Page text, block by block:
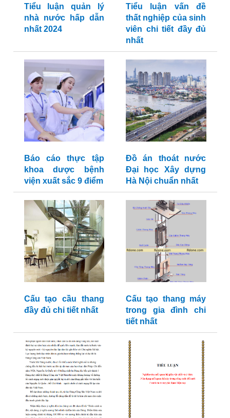
Tiểu luận quản lý
nhà nước hấp dẫn
nhất 2024
Tiểu luận vấn đề
thất nghiệp của sinh
viên chi tiết đầy đủ
nhất
Báo cáo thực tập
khoa dược bệnh
viện xuất sắc 9 điểm
Đồ án thoát nước
Đại học Xây dựng
Hà Nội chuẩn nhất
Cấu tạo cầu thang
đầy đủ chi tiết nhất
Cấu tạo thang máy
trong gia đình chi
tiết nhất